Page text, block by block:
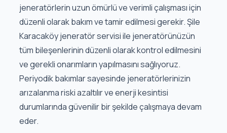
jeneratörlerin uzun ömürlü ve verimli çalışması için
düzenli olarak bakım ve tamir edilmesi gerekir. Şile
Karacaköy jeneratör servisi ile jeneratörünüzün
tüm bileşenlerinin düzenli olarak kontrol edilmesini
ve gerekli onarımların yapılmasını sağlıyoruz.
Periyodik bakımlar sayesinde jeneratörlerinizin
arızalanma riski azaltılır ve enerji kesintisi
durumlarında güvenilir bir şekilde çalışmaya devam
eder.